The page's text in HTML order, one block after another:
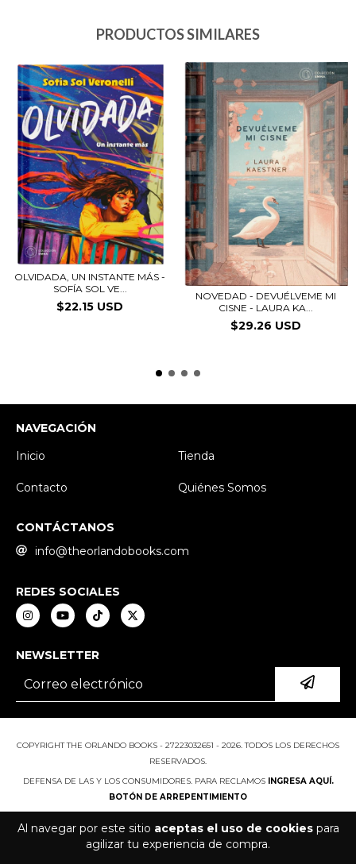
Al navegar por este sitio aceptas el uso de cookiespara
agilizar tu experiencia de compra.
PRODUCTOS SIMILARES
OLVIDADA, UN INSTANTE MÁS -
SOFÍA SOL VE...
$22.15 USD
NOVEDAD - DEVUÉLVEME MI
CISNE - LAURA KA...
$29.26 USD
NAVEGACIÓN
Inicio
Tienda
Contacto Quiénes Somos
CONTÁCTANOS
info@theorlandobooks.com
REDES SOCIALES
NEWSLETTER
COPYRIGHT THE ORLANDO BOOKS - 27223032651 - 2026. TODOS LOS DERECHOS
RESERVADOS.
DEFENSA DE LAS Y LOS CONSUMIDORES. PARA RECLAMOS
INGRESA AQUÍ.
BOTÓN DE ARREPENTIMIENTO